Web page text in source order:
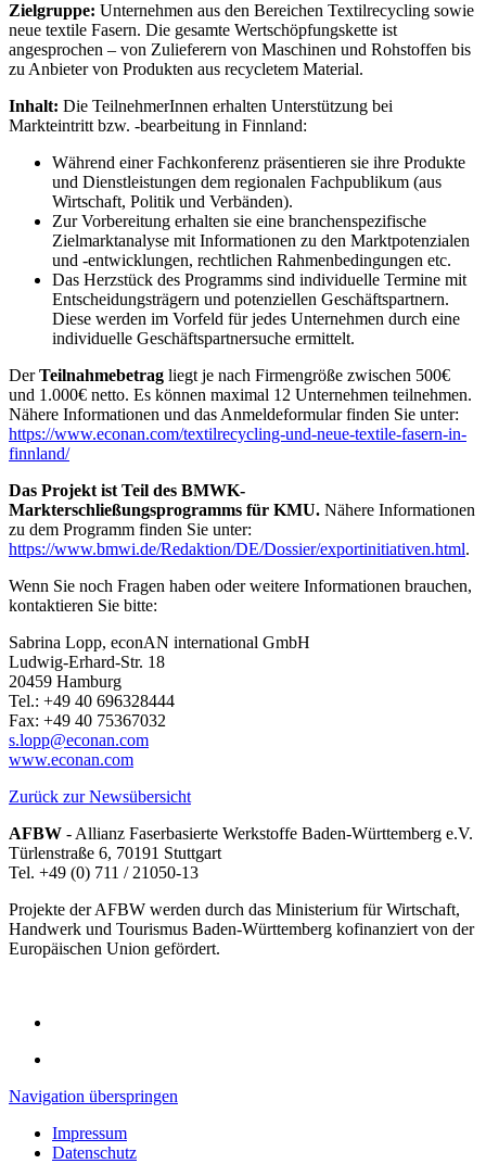
Zielgruppe: Unternehmen aus den Bereichen Textilrecycling sowie
neue textile Fasern. Die gesamte Wertschöpfungskette ist
angesprochen – von Zulieferern von Maschinen und Rohstoffen bis
zu Anbieter von Produkten aus recycletem Material.
Inhalt: Die TeilnehmerInnen erhalten Unterstützung bei
Markteintritt bzw. -bearbeitung in Finnland:
Während einer Fachkonferenz präsentieren sie ihre Produkte
und Dienstleistungen dem regionalen Fachpublikum (aus
Wirtschaft, Politik und Verbänden).
Zur Vorbereitung erhalten sie eine branchenspezifische
Zielmarktanalyse mit Informationen zu den Marktpotenzialen
und -entwicklungen, rechtlichen Rahmenbedingungen etc.
Das Herzstück des Programms sind individuelle Termine mit
Entscheidungsträgern und potenziellen Geschäftspartnern.
Diese werden im Vorfeld für jedes Unternehmen durch eine
individuelle Geschäftspartnersuche ermittelt.
DerTeilnahmebetrag liegt je nach Firmengröße zwischen 500€
und 1.000€ netto. Es können maximal 12 Unternehmen teilnehmen.
Nähere Informationen und das Anmeldeformular finden Sie unter:
https://www.econan.com/textilrecycling-und-neue-textile-fasern-in-
finnland/
Das Projekt ist Teil des BMWK-
Markterschließungsprogramms für KMU. Nähere Informationen
zu dem Programm finden Sie unter:
https://www.bmwi.de/Redaktion/DE/Dossier/exportinitiativen.html.
Wenn Sie noch Fragen haben oder weitere Informationen brauchen,
kontaktieren Sie bitte:
Sabrina Lopp, econAN international GmbH
Ludwig-Erhard-Str. 18
20459 Hamburg
Tel.: +49 40 696328444
Fax: +49 40 75367032
s.lopp@econan.com
www.econan.com
Zurück zur Newsübersicht
AFBW - Allianz Faserbasierte Werkstoffe Baden-Württemberg e.V.
Türlenstraße 6, 70191 Stuttgart
Tel. +49 (0) 711 / 21050-13
Projekte der AFBW werden durch das Ministerium für Wirtschaft,
Handwerk und Tourismus Baden-Württemberg kofinanziert von der
Europäischen Union gefördert.
Navigation überspringen
Impressum
Datenschutz